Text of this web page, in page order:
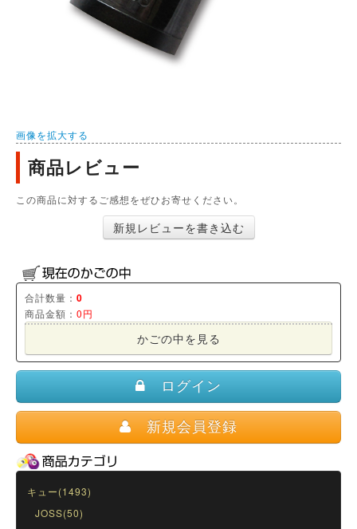
画像を拡大する
商品レビュー
この商品に対するご感想をぜひお寄せください。
新規レビューを書き込む
合計数量： 0
商品金額： 0円
かごの中を見る
ログイン
新規会員登録
キュー(1493)
JOSS(50)